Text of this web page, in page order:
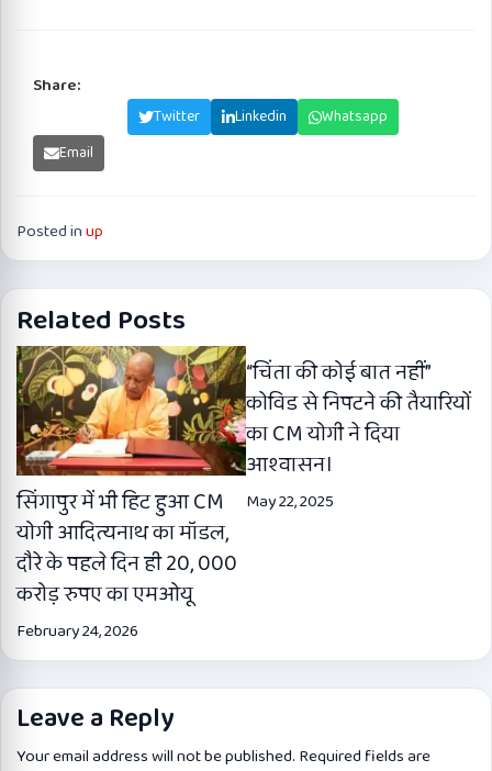
Share:
Twitter Linkedin
Whatsapp
Email
Posted inup
Related Posts
सिंगापुर में भी हिट हुआ CM
योगी आदित्यनाथ का मॉडल,
दौरे के पहले दिन ही 20, 000
करोड़ रुपए का एमओयू
February 24, 2026
“चिंता की कोई बात नहीं”
कोविड से निपटने की तैयारियों
का CM योगी ने दिया
आश्वासन।
May 22, 2025
Leave a Reply
Your email address will not be published. Required fields are